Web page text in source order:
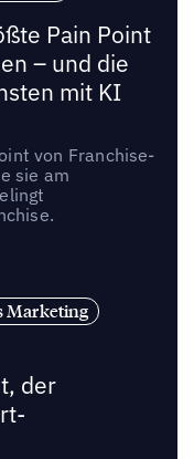
Pain Point
– und die
mit KI
von Franchise-
sie am
Marketing
der